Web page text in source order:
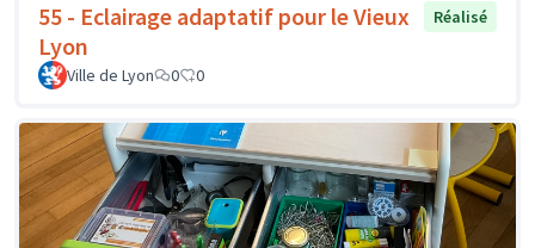
55 - Eclairage adaptatif pour le Vieux
Lyon
Réalisé
Ville de Lyon 0 0